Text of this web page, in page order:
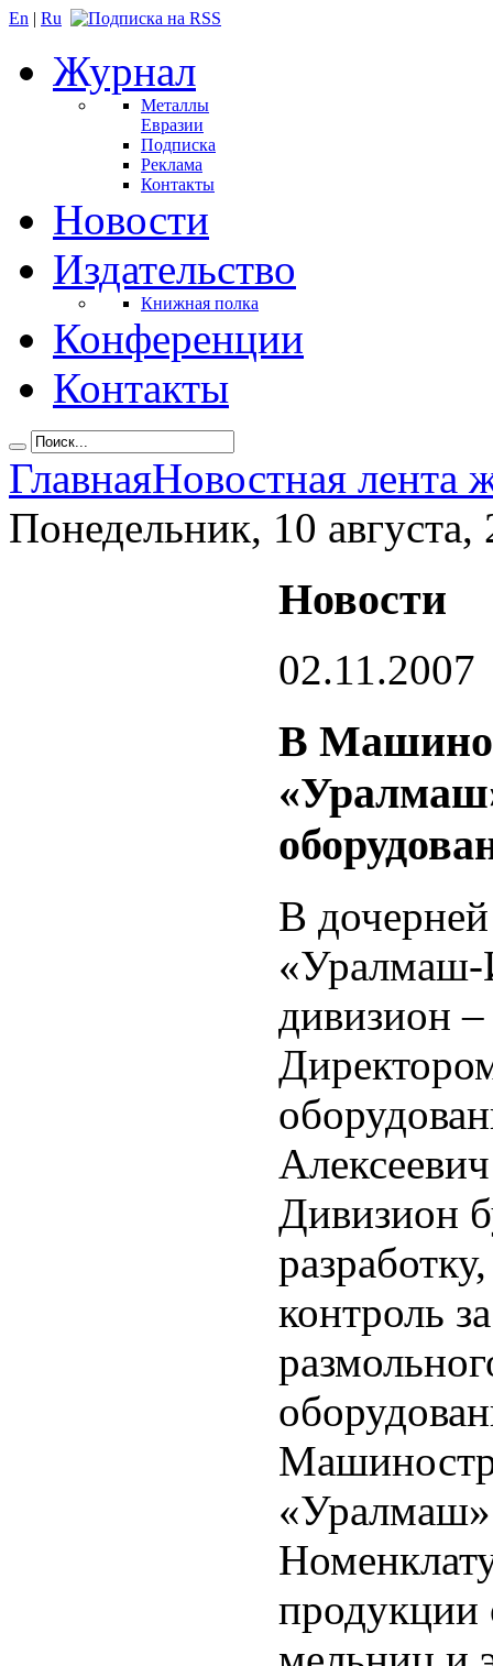
En | Ru
Журнал
Металлы
Евразии
Подписка
Реклама
Контакты
Новости
Издательство
Книжная полка
Конференции
Контакты
ГлавнаяНовостная лента
Понедельник, 10 августа,
Новости
02.11.2007
В
В
«Уралмаш-
дивизион
Дивизион
контроль
продукции